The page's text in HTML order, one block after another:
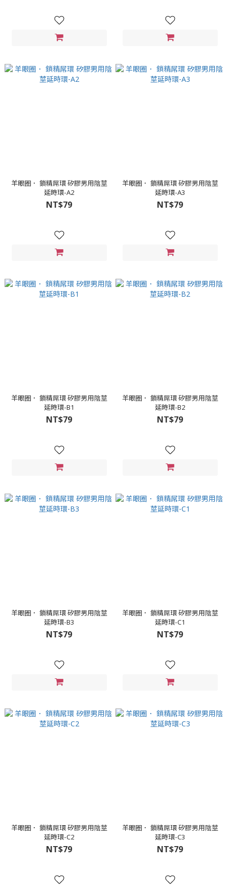
羊眼圈． 鎖精屌環 矽膠男用陰莖
延時環-A2
NT$79
羊眼圈． 鎖精屌環 矽膠男用陰莖
延時環-A3
NT$79
羊眼圈． 鎖精屌環 矽膠男用陰莖
延時環-B1
NT$79
羊眼圈． 鎖精屌環 矽膠男用陰莖
延時環-B2
NT$79
羊眼圈． 鎖精屌環 矽膠男用陰莖
延時環-B3
NT$79
羊眼圈． 鎖精屌環 矽膠男用陰莖
延時環-C1
NT$79
羊眼圈． 鎖精屌環 矽膠男用陰莖
延時環-C2
NT$79
羊眼圈． 鎖精屌環 矽膠男用陰莖
延時環-C3
NT$79